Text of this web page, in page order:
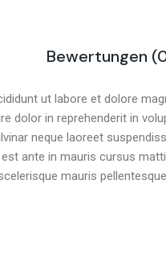
Bewertungen
ut labore et dolore
in reprehenderit in
neque laoreet
ante in mauris cursus
mauris